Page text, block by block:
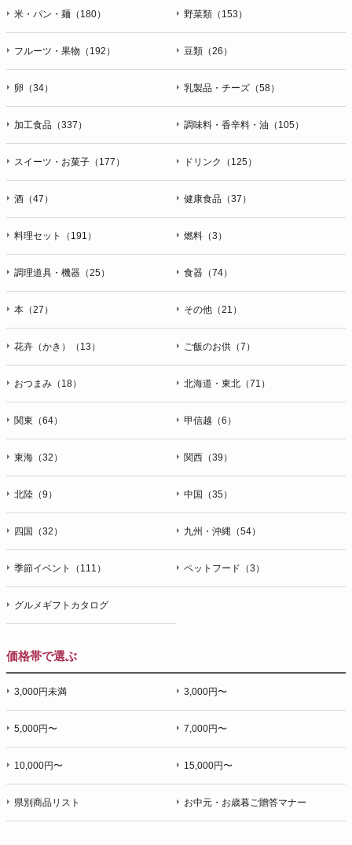
米・パン・麺（180） 野菜類（153）
フルーツ・果物（192） 豆類（26）
卵（34） 乳製品・チーズ（58）
加工食品（337） 調味料・香辛料・油（105）
スイーツ・お菓子（177） ドリンク（125）
酒（47） 健康食品（37）
料理セット（191） 燃料（3）
調理道具・機器（25） 食器（74）
本（27） その他（21）
花卉（かき）（13） ご飯のお供（7）
おつまみ（18） 北海道・東北（71）
関東（64） 甲信越（6）
東海（32） 関西（39）
北陸（9） 中国（35）
四国（32） 九州・沖縄（54）
季節イベント（111） ペットフード（3）
グルメギフトカタログ
価格帯で選ぶ
3,000円未満 3,000円〜
5,000円〜 7,000円〜
10,000円〜 15,000円〜
県別商品リスト お中元・お歳暮ご贈答マナー